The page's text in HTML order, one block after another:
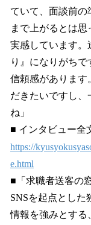
ていて、面談前の
まで上がるとは
実感しています。
り』になりがち
信頼感があります
だきたいですし、
ね」
■ インタビュー全
https://
e.html
■「求職者送客の
SNSを起点とし
情報を強みとする